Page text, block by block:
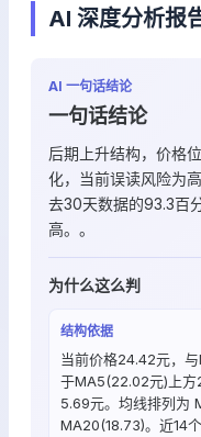
AI 深度分析报
AI 一句话结论
一句话结论
后期上升结构，价格
化，当前误读风险为
去30天数据的93.3百
高。。
为什么这么判
结构依据
当前价格24.42元，
于MA5(22.02元)上
5.69元。均线排列为
MA20(18.73)。近14